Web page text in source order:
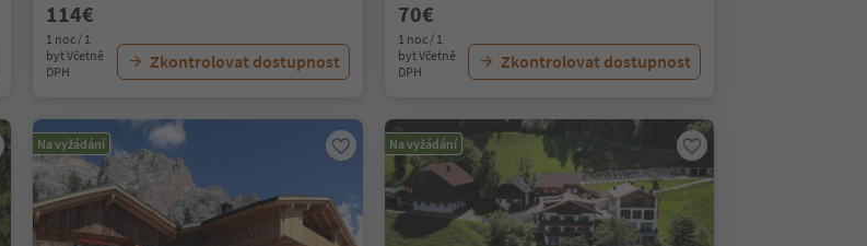
114€
1 noc / 1
byt Včetně
DPH
Zkontrolovat dostupnost
70€
1 noc / 1
byt Včetně
DPH
Zkontrolovat dostupnost
Na vyžádání Na vyžádání